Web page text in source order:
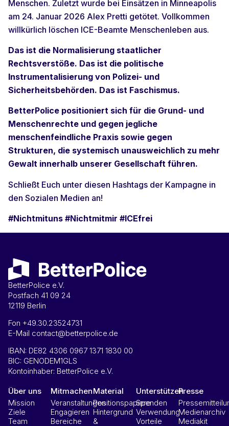
Menschen. Zuletzt wurde bei Einsätzen in Minneapolis
am 24. Januar 2026 Alex Pretti getötet. Vollkommen
willkürlich löschen ICE-Beamte Menschenleben aus.
Das ist die Normalisierung staatlicher
Rechtsverstöße. Das ist die politische
Instrumentalisierung von Polizei- und
Sicherheitsbehörden. Das ist Faschismus.
BetterPolice positioniert sich für die Grund- und
Menschenrechte und gegen jegliche
menschenfeindliche Praxis sowie gegen
Strukturen, die systemisch unausweichlich zu mehr
Gewalt innerhalb unserer Gesellschaft führen.
Schließt Euch unter diesen Hashtags der Kampagne in
den Sozialen Medien an!
#Nichtmituns #Nichtmitmir #ICEfrei
BetterPolice e.V.
Postfach 41 09 24
12119 Berlin
Fon +49.30.23524731
E-Mail contact@betterpolice.de
IBAN: DE82 4306 0967 1371 1830 00
BIC: GENODEM1GLS
Kontoinhaber: BetterPolice e.V.
Über uns
Mission
Ziele
Team
Mitmachen
Veranstaltungen
Engagieren
Bereiche
Material
Positionspapiere
Hintergrund
&
Unterstützen
Spenden
Verwendung
Vorteile
Presse
Medienarchiv
Mediakit